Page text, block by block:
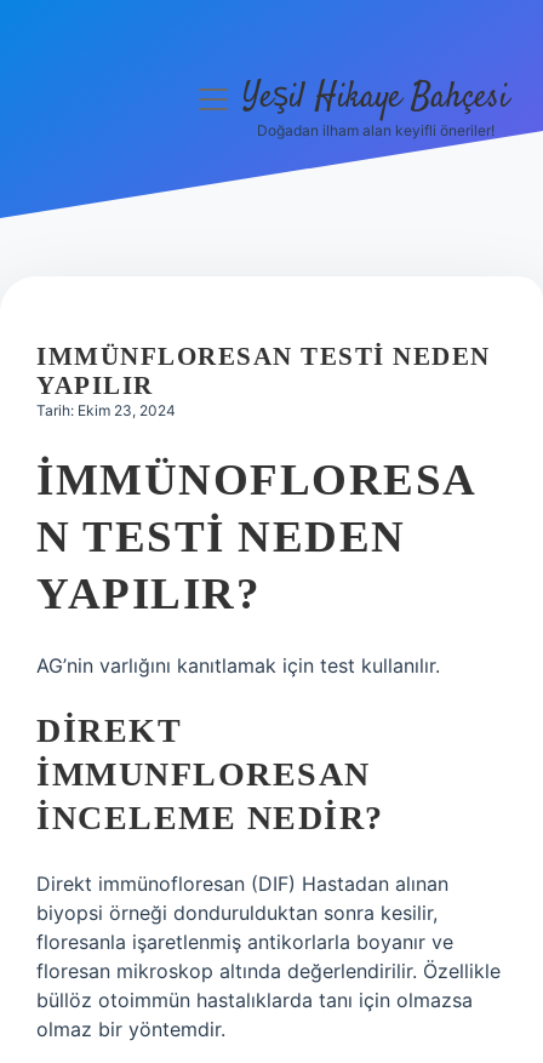
Hakkımızda
menüyüYeşil Hikaye Bahçesi
Doğadan ilham alan keyifli öneriler!
IMMÜNFLORESAN TESTI NEDEN
YAPILIR
Tarih: Ekim 23, 2024
İMMÜNOFLORESA
N TESTI NEDEN
YAPILIR?
AG’nin varlığını kanıtlamak için test kullanılır.
DIREKT
IMMUNFLORESAN
INCELEME NEDIR?
Direkt immünofloresan (DIF) Hastadan alınan
biyopsi örneği dondurulduktan sonra kesilir,
floresanla işaretlenmiş antikorlarla boyanır ve
floresan mikroskop altında değerlendirilir. Özellikle
büllöz otoimmün hastalıklarda tanı için olmazsa
olmaz bir yöntemdir.